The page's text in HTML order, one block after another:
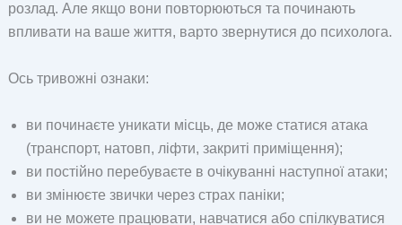
розлад. Але якщо вони повторюються та починають
впливати на ваше життя, варто звернутися до психолога.
Ось тривожні ознаки:
ви починаєте уникати місць, де може статися атака
(транспорт, натовп, ліфти, закриті приміщення);
ви постійно перебуваєте в очікуванні наступної атаки;
ви змінюєте звички через страх паніки;
ви не можете працювати, навчатися або спілкуватися